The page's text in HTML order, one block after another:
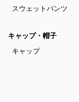
スウェットパンツ
キャップ・帽子
キャップ